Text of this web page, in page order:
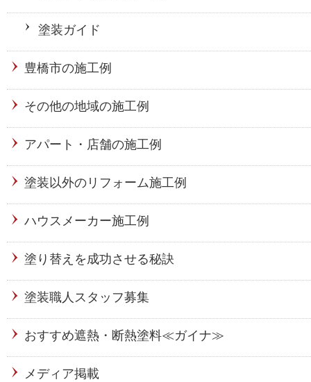
塗装ガイド
豊橋市の施工例
その他の地域の施工例
アパート・店舗の施工例
塗装以外のリフォーム施工例
ハウスメーカー施工例
塗り替えを成功させる秘訣
塗装職人スタッフ募集
おすすめ遮熱・断熱塗料≪ガイナ≫
メディア掲載